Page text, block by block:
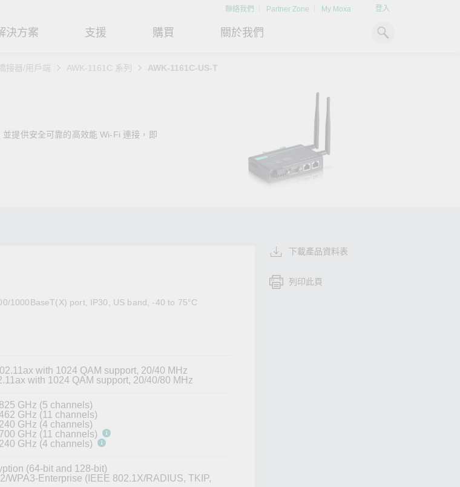
聯絡我們 Partner Zone My Moxa 登入
串列轉接器
平板電腦
決方案
時效性網路 (TSN)
掌握綠能脈動
探索 BESS（電池儲能系統）
如何引領能源轉型，打造更潔
支援
保固政策
技術專文資料庫
購買 關於我們
Moxa 人才小聯盟系統
如同美國職棒聯盟的人才育
成，我們發展 Moxa 人才小聯
接器/用戶端 AWK-1161C 系列 AWK-1161C-US-T
提供安全可靠的高效能 Wi-Fi 連接，即
1000BaseT(X) port, IP30, US band, -40 to 75°C
with 1024 QAM support, 20/40 MHz
with 1024 QAM support, 20/40/80 MHz
GHz (5 channels)
GHz (11 channels)
GHz (4 channels)
GHz (11 channels)
GHz (4 channels)
(64-bit and 128-bit)
WPA3-Enterprise (IEEE 802.1X/RADIUS, TKIP,
下載產品資料表
列印此頁